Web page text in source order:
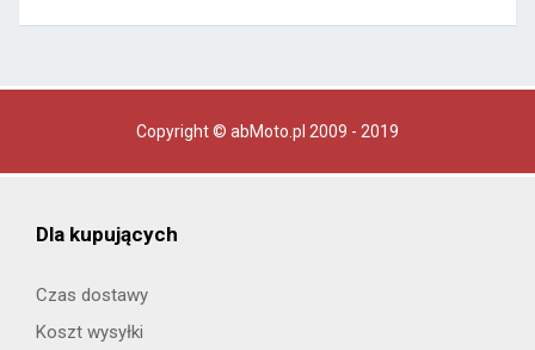
Copyright © abMoto.pl 2009 - 2019
Dla kupujących
Czas dostawy
Koszt wysyłki